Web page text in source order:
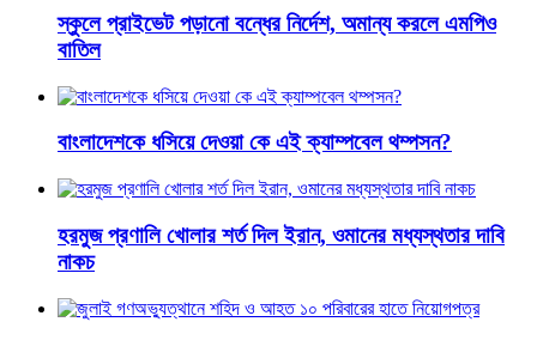
স্কুলে প্রাইভেট পড়ানো বন্ধের নির্দেশ, অমান্য করলে এমপিও
বাতিল
বাংলাদেশকে ধসিয়ে দেওয়া কে এই ক্যাম্পবেল থম্পসন?
হরমুজ প্রণালি খোলার শর্ত দিল ইরান, ওমানের মধ্যস্থতার দাবি
নাকচ